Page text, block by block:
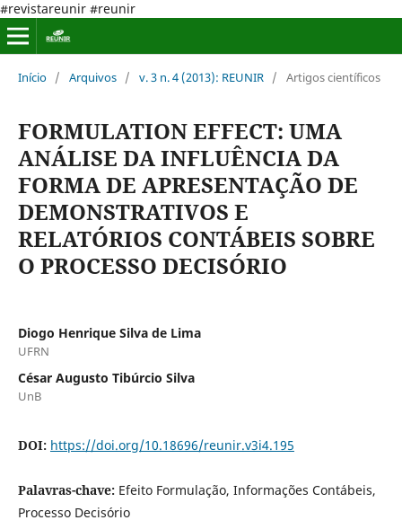
#revistareunir #reunir
Início / Arquivos / v. 3 n. 4 (2013): REUNIR / Artigos científicos
FORMULATION EFFECT: UMA
ANÁLISE DA INFLUÊNCIA DA
FORMA DE APRESENTAÇÃO DE
DEMONSTRATIVOS E
RELATÓRIOS CONTÁBEIS SOBRE
O PROCESSO DECISÓRIO
Diogo Henrique Silva de Lima
UFRN
César Augusto Tibúrcio Silva
UnB
DOI: https://doi.org/10.18696/reunir.v3i4.195
Palavras-chave: Efeito Formulação, Informações Contábeis,
Processo Decisório